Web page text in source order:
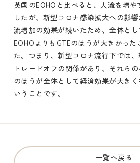
英国のEOHOと比べると、人流を増や
したが、新型コロナ感染拡大への影
流増加の効果が続いたため、全体と
EOHOよりもGTEのほうが大きかった
た。つまり、新型コロナ流行下では
トレードオフの関係があり、それら
のほうが全体として経済効果が大き
いうことです。
一覧へ戻る